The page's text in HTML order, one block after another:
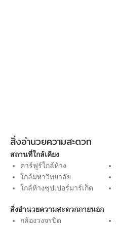
สิ่งอำนวยความสะดวก
สถานที่ใกล้เคียง
คาร์ฟูร์ใกล้ห้าง
ใกล้มหาวิทยาลัย
ใกล้ห้างซุปเปอร์มาร์เก็ต
สิ่งอำนวยความสะดวกภายนอก
กล้องวงจรปิด